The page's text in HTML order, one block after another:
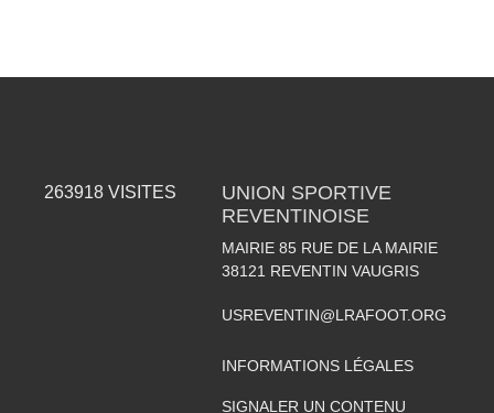
263918 VISITES
UNION SPORTIVE
REVENTINOISE
MAIRIE 85 RUE DE LA MAIRIE
38121 REVENTIN VAUGRIS
USREVENTIN@LRAFOOT.ORG
INFORMATIONS LÉGALES
SIGNALER UN CONTENU